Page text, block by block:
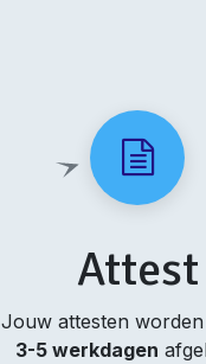
Attest
Jouw attesten worden
3-5 werkdagen